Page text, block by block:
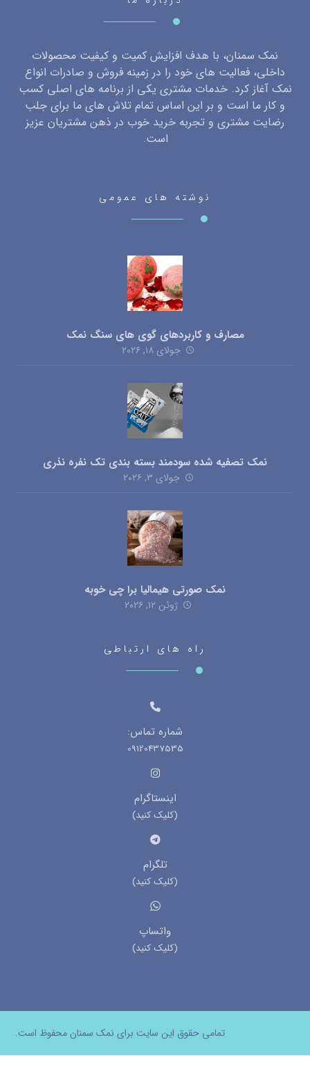
نمک سمنان، با هدف افزایش کمیت و کیفیت محصولات
داخلی، فعالیت های خود را در زمینه فروش و صادرات انواع
نمک آغاز کرد. خدمات مشتری یکی از برنامه های اصلی کسب
و کار ما است و بر این اساس تمام تلاش های ما برای جلب
رضایت مشتری و تجربه خرید خوب در ذهن مشتریان عزیز
است.
نوشته های عمومی
مصارف و کاربردهای گوی های سنگ نمک
جولای ۱۸, ۲۰۲۶
نمک تصفیه شده سودمند بسته بندی تک نفره نذری
جولای ۳, ۲۰۲۶
نمک صورتی هیمالیا برا چی خوبه
ژوئن ۱۲, ۲۰۲۶
راه های ارتباطی
شماره تماس:
09120437535
اینستاگرام
(کلیک کنید)
تلگرام
(کلیک کنید)
واتساپ
(کلیک کنید)
تمامی حقوق این سایت برای نمک سمنان محفوظ است.